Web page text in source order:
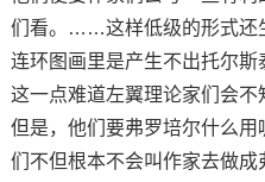
们看。……这样低级的形式还
连环图画里是产生不出托尔斯
这一点难道左翼理论家们会不
但是，他们要弗罗培尔什么
们不但根本不会叫作家去做